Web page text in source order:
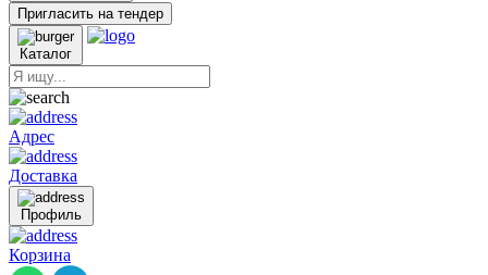
Пригласить на тендер
Каталог
Адрес
Доставка
Профиль
Корзина